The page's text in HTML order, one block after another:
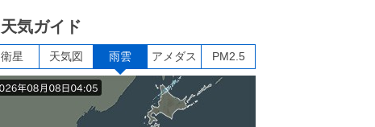
天気ガイド
衛星 天気図 雨雲 アメダス PM2.5